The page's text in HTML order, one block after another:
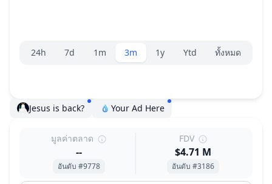
ตัวเลือกระยะ
24h 7d 1m 3m 1y Ytd ทั้งหมด
Jesus is back? Your Ad Here
มูลค่าตลาด
--
อันดับ #9778
FDV
$4.71 M
อันดับ #3186